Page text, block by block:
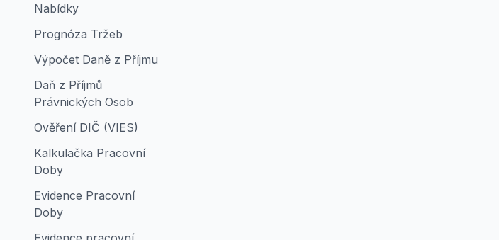
Nabídky
Prognóza Tržeb
Výpočet Daně z Příjmu
Daň z Příjmů
Právnických Osob
Ověření DIČ (VIES)
Kalkulačka Pracovní
Doby
Evidence Pracovní
Doby